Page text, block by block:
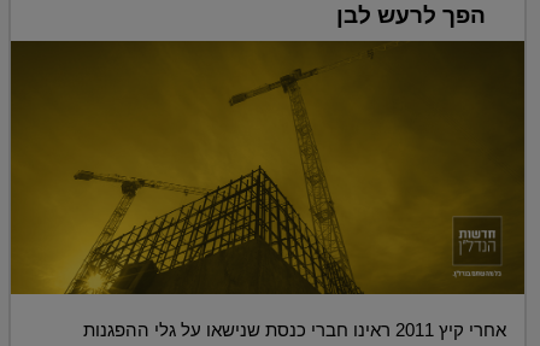
הפך לרעש לבן
אחרי קיץ 2011 ראינו חברי כנסת שנישאו על גלי ההפגנות